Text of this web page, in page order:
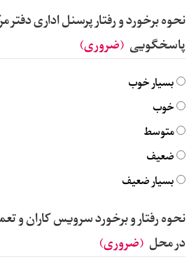
نحوه برخورد و رفتار پرسنل اداری دفتر
پاسخگویی (ضروری)
بسیار خوب
خوب
متوسط
ضعیف
بسیار ضعیف
نحوه رفتار و برخورد سرویس کاران و
در محل (ضروری)